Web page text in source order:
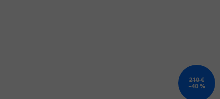
210 €
–40 %